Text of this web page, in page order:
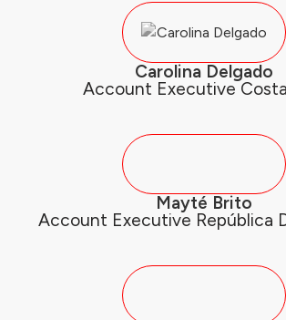
Carolina Delgado
Account Executive
Mayté Brito
Account Executive República